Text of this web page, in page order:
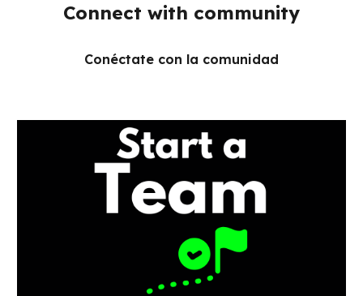
Connect with community
Conéctate con la comunidad